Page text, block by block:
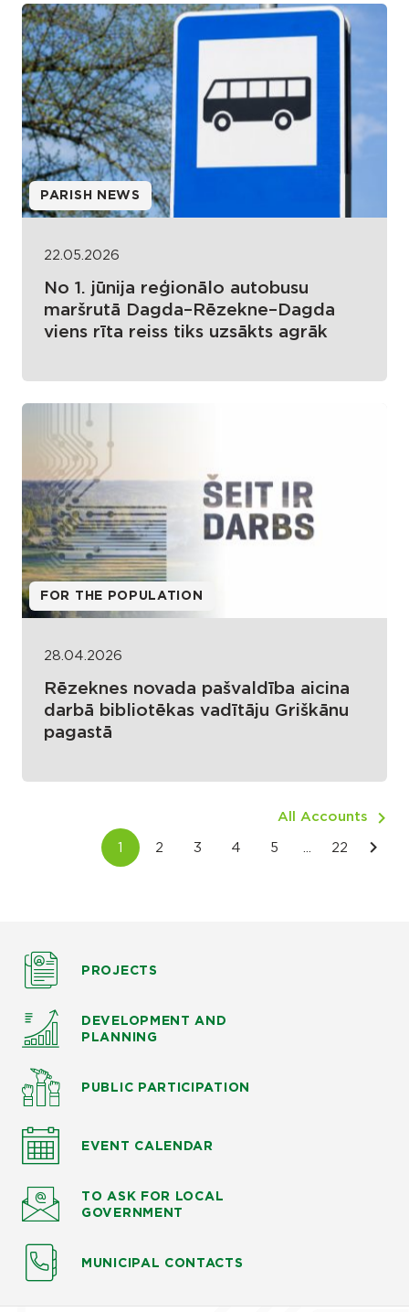
PARISH NEWS
22.05.2026
No 1. jūnija reģionālo autobusu
maršrutā Dagda–Rēzekne–Dagda
viens rīta reiss tiks uzsākts agrāk
FOR THE POPULATION
28.04.2026
Rēzeknes novada pašvaldība aicina
darbā bibliotēkas vadītāju Griškānu
pagastā
All Accounts
PROJECTS
DEVELOPMENT AND
PLANNING
PUBLIC PARTICIPATION
EVENT CALENDAR
TO ASK FOR LOCAL
GOVERNMENT
MUNICIPAL CONTACTS